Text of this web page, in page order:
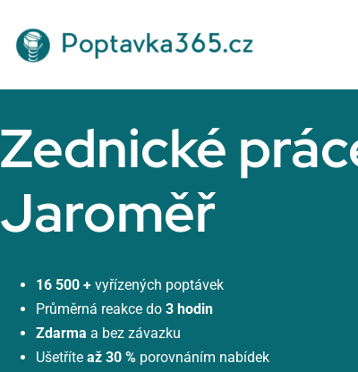
Zednické
Jaroměř
16 500 + vyřízených poptávek
Průměrná reakce do 3 hodin
Zdarma a bez závazku
Ušetříte až 30 %porovnáním nabídek